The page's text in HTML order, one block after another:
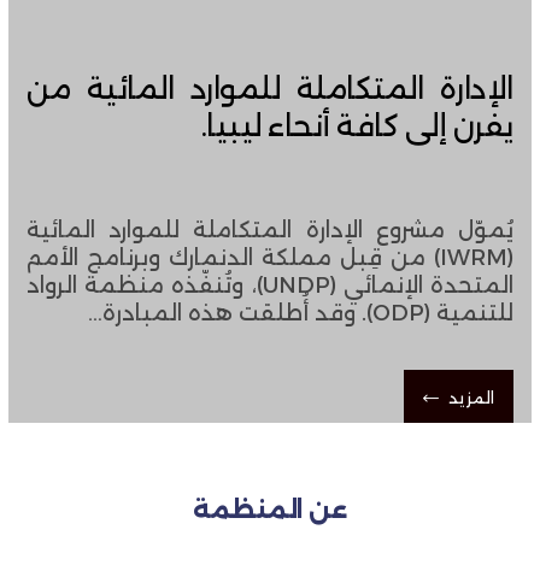
الإدارة المتكاملة للموارد المائية من
يفرن إلى كافة أنحاء ليبيا.
يُموّل مشروع الإدارة المتكاملة للموارد المائية
(IWRM) من قِبل مملكة الدنمارك وبرنامج الأمم
المتحدة الإنمائي (UNDP)، ​​وتُنفّذه منظمة الرواد
للتنمية (ODP). وقد أُطلقت هذه المبادرة…
المزيد
عن المنظمة